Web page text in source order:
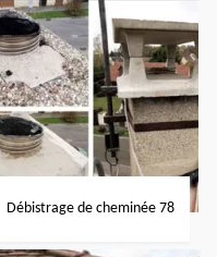
Débistrage de cheminée 78